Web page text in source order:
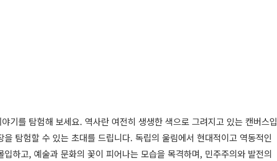
기를 탐험해 보세요. 역사란 여전히 생생한 색으로 그려지고 있는 캔버스입
탐험할 수 있는 초대를 드립니다. 독립의 울림에서 현대적이고 역동적인
하고, 예술과 문화의 꽃이 피어나는 모습을 목격하며, 민주주의와 발전의